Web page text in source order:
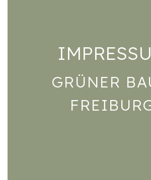
GRÜNER